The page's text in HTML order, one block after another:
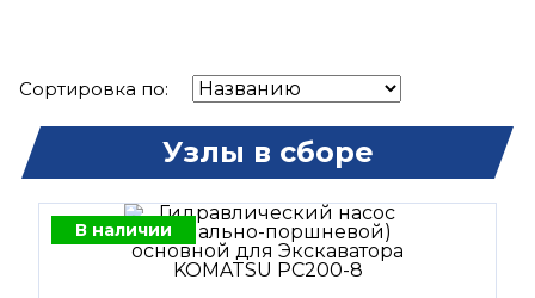
Сортировка по:
Узлы в сборе
В наличии